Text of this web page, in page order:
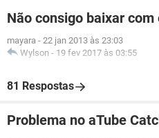
Não consigo baixar
mayara - 22 jan 2013 às 23:03
Wylson - 19 fev 2017 às 03:55
81 Respostas
Problema no aTube